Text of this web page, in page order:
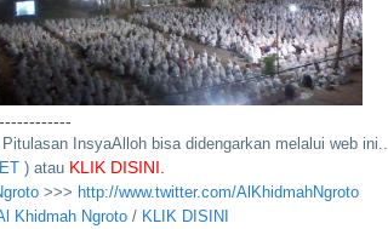
InsyaAlloh bisa didengarkan melalui web ini..
) atau KLIK DISINI.
>>> http://www.twitter.com/AlKhidmahNgroto
Khidmah Ngroto / KLIK DISINI